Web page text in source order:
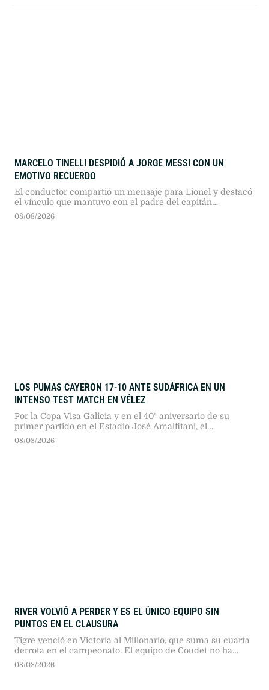
MARCELO TINELLI DESPIDIÓ A JORGE MESSI CON UN
EMOTIVO RECUERDO
El conductor compartió un mensaje para Lionel y destacó
el vínculo que mantuvo con el padre del capitán
argentino.
08/08/2026
LOS PUMAS CAYERON 17-10 ANTE SUDÁFRICA EN UN
INTENSO TEST MATCH EN VÉLEZ
Por la Copa Visa Galicia y en el 40° aniversario de su
primer partido en el Estadio José Amalfitani, el
seleccionado argentino dio pelea ante los bicampeones
08/08/2026
RIVER VOLVIÓ A PERDER Y ES EL ÚNICO EQUIPO SIN
PUNTOS EN EL CLAUSURA
Tigre venció en Victoria al Millonario, que suma su cuarta
derrota en el campeonato. El equipo de Coudet no ha
podido marcar goles desde que comenzó el torneo.
08/08/2026